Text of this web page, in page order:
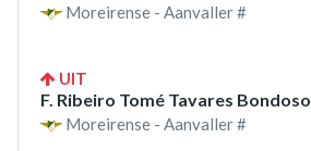
Moreirense - Aanvaller #
UIT
F. Ribeiro Tomé Tavares Bondoso
Moreirense - Aanvaller #